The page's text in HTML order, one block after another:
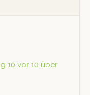
10 vor 10 über